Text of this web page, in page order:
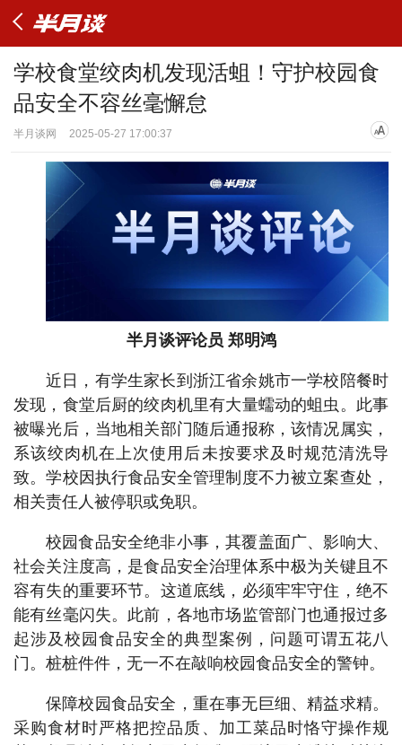
学校食堂绞肉机发现活蛆！守护校园食
品安全不容丝毫懈怠
半月谈网 2025-05-27 17:00:37
半月谈评论员 郑明鸿
近日，有学生家长到浙江省余姚市一学校陪餐时
发现，食堂后厨的绞肉机里有大量蠕动的蛆虫。此事
被曝光后，当地相关部门随后通报称，该情况属实，
系该绞肉机在上次使用后未按要求及时规范清洗导
致。学校因执行食品安全管理制度不力被立案查处，
相关责任人被停职或免职。
校园食品安全绝非小事，其覆盖面广、影响大、
社会关注度高，是食品安全治理体系中极为关键且不
容有失的重要环节。这道底线，必须牢牢守住，绝不
能有丝毫闪失。此前，各地市场监管部门也通报过多
起涉及校园食品安全的典型案例，问题可谓五花八
门。桩桩件件，无一不在敲响校园食品安全的警钟。
保障校园食品安全，重在事无巨细、精益求精。
采购食材时严格把控品质、加工菜品时恪守操作规